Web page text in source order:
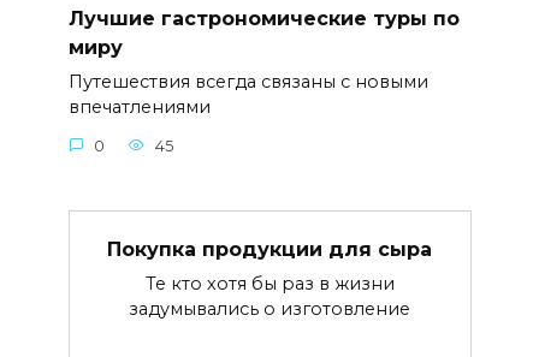
Лучшие гастрономические туры по
миру
Путешествия всегда связаны с новыми
впечатлениями
0 45
Покупка продукции для сыра
Те кто хотя бы раз в жизни
задумывались о изготовление